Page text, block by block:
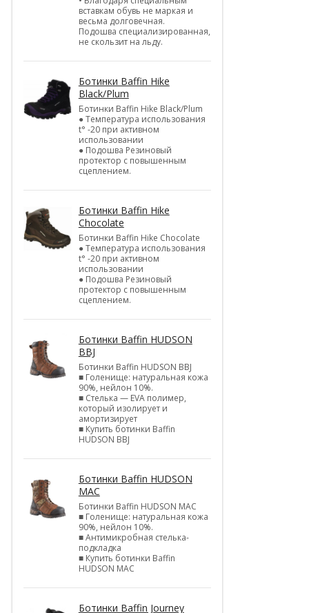
вставкам обувь не маркая и
весьма долговечная.
Подошва специализированная,
не скользит на льду.
Ботинки Baffin Hike
Black/Plum
Ботинки Baffin Hike Black/Plum
● Температура использования
t° -20 при активном
использовании
● Подошва Резиновый
протектор с повышенным
сцеплением.
Ботинки Baffin Hike
Chocolate
Ботинки Baffin Hike Chocolate
● Температура использования
t° -20 при активном
использовании
● Подошва Резиновый
протектор с повышенным
сцеплением.
Ботинки Baffin HUDSON
BBJ
Ботинки Baffin HUDSON BBJ
■ Голенище: натуральная кожа
90%, нейлон 10%.
■ Стелька — EVA полимер,
который изолирует и
амортизирует
■ Купить ботинки Baffin
HUDSON BBJ
Ботинки Baffin HUDSON
MAC
Ботинки Baffin HUDSON MAC
■ Голенище: натуральная кожа
90%, нейлон 10%.
■ Антимикробная стелька-
подкладка
■ Купить ботинки Baffin
HUDSON MAC
Ботинки Baffin Journey